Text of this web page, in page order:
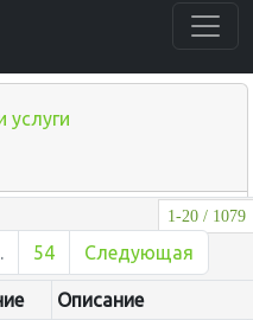
услуги
1-20 / 1079
54 Следующая
Описание